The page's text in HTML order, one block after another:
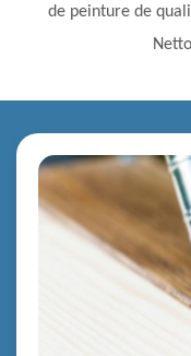
de peinture de